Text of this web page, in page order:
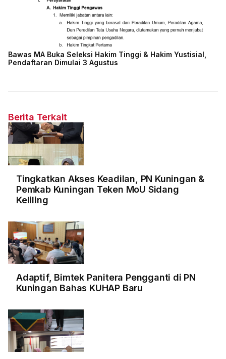
Bawas MA Buka Seleksi Hakim Tinggi & Hakim Yustisial,
Pendaftaran Dimulai 3 Agustus
Berita Terkait
Tingkatkan Akses Keadilan, PN Kuningan &
Pemkab Kuningan Teken MoU Sidang
Keliling
Adaptif, Bimtek Panitera Pengganti di PN
Kuningan Bahas KUHAP Baru